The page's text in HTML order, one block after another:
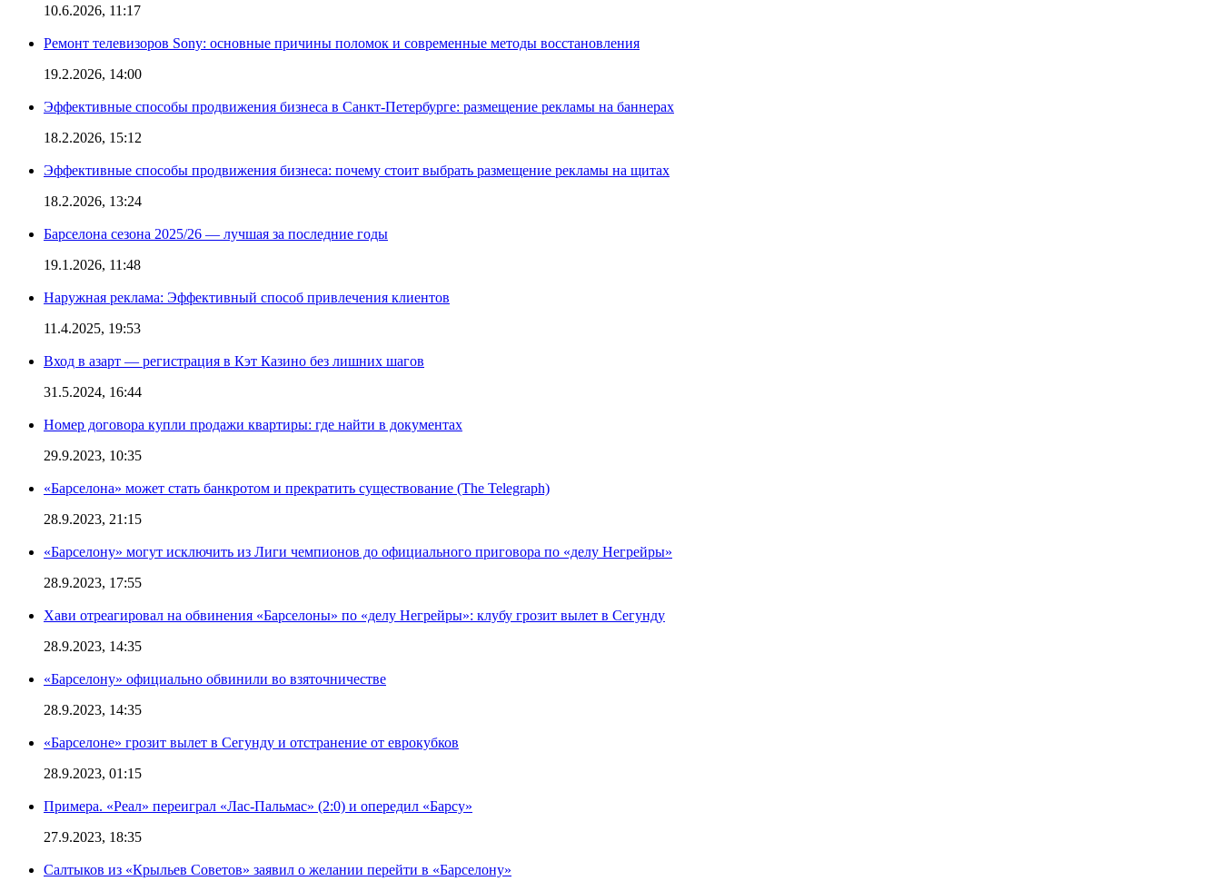
10.6.2026, 11:17
Ремонт телевизоров Sony: основные причины поломок и современные методы восстановления
19.2.2026, 14:00
Эффективные способы продвижения бизнеса в Санкт-Петербурге: размещение рекламы на баннерах
18.2.2026, 15:12
Эффективные способы продвижения бизнеса: почему стоит выбрать размещение рекламы на щитах
18.2.2026, 13:24
Барселона сезона 2025/26 — лучшая за последние годы
19.1.2026, 11:48
Наружная реклама: Эффективный способ привлечения клиентов
11.4.2025, 19:53
Вход в азарт — регистрация в Кэт Казино без лишних шагов
31.5.2024, 16:44
Номер договора купли продажи квартиры: где найти в документах
29.9.2023, 10:35
«Барселона» может стать банкротом и прекратить существование (The Telegraph)
28.9.2023, 21:15
«Барселону» могут исключить из Лиги чемпионов до официального приговора по «делу Негрейры»
28.9.2023, 17:55
Хави отреагировал на обвинения «Барселоны» по «делу Негрейры»: клубу грозит вылет в Сегунду
28.9.2023, 14:35
«Барселону» официально обвинили во взяточничестве
28.9.2023, 14:35
«Барселоне» грозит вылет в Сегунду и отстранение от еврокубков
28.9.2023, 01:15
Примера. «Реал» переиграл «Лас-Пальмас» (2:0) и опередил «Барсу»
27.9.2023, 18:35
Салтыков из «Крыльев Советов» заявил о желании перейти в «Барселону»